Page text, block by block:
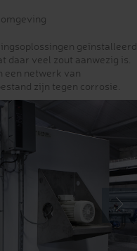
geïnstalleerd
daar veel zout aanwezig is.
een netwerk van
zijn tegen corrosie.